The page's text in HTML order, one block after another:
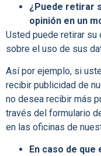
¿Puede retirar
opinión en un
Usted puede retirar
sobre el uso de sus
Así por ejemplo, si
recibir publicidad de
no desea recibir más
través del formulario
en las oficinas de
En caso de